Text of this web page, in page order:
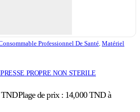
Professionnel De Santé Matériel
PROPRE NON STERILE
TNDPlage de prix : 14,000 TND à